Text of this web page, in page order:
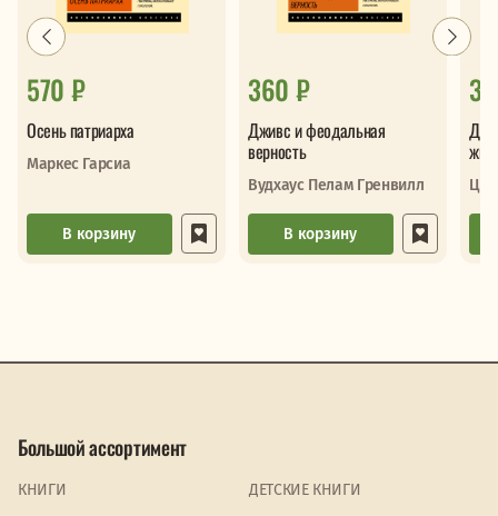
570 ₽
Осень патриарха
Маркес Гарсиа
В корзину
360 ₽
Дживс и феодальная
верность
Вудхаус Пелам Гренвилл
В корзину
Большой ассортимент
КНИГИ
ДЕТСКИЕ КНИГИ